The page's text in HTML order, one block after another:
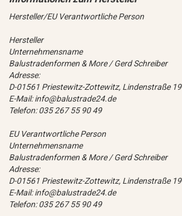
Hersteller/EU Verantwortliche Person
Hersteller
Unternehmensname
Balustradenformen & More / Gerd Schreiber
Adresse:
D-01561 Priestewitz-Zottewitz, Lindenstraße 19
E-Mail: info@balustrade24.de
Telefon: 035 267 55 90 49
EU Verantwortliche Person
Unternehmensname
Balustradenformen & More / Gerd Schreiber
Adresse:
D-01561 Priestewitz-Zottewitz, Lindenstraße 19
E-Mail: info@balustrade24.de
Telefon: 035 267 55 90 49